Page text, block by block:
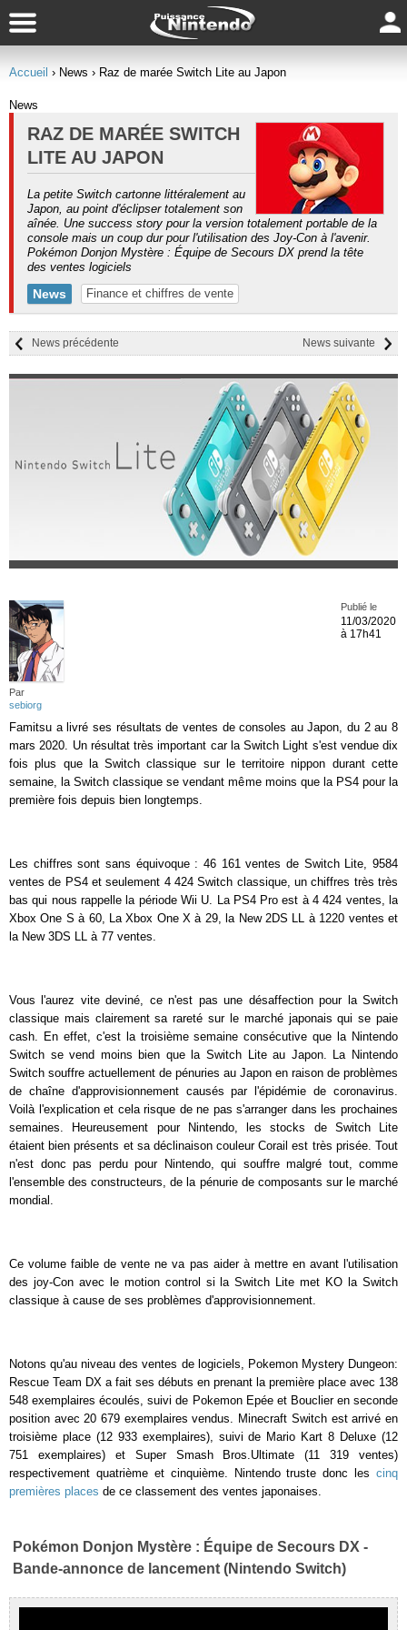
Accueil › News › Raz de marée Switch Lite au Japon
News
RAZ DE MARÉE SWITCH
LITE AU JAPON
La petite Switch cartonne littéralement au
Japon, au point d'éclipser totalement son
aînée. Une success story pour la version totalement portable de la
console mais un coup dur pour l'utilisation des Joy-Con à l'avenir.
Pokémon Donjon Mystère : Équipe de Secours DX prend la tête
des ventes logiciels
News Finance et chiffres de vente
News suivante
News précédente
Par
sebiorg
Publié le
11/03/2020
à 17h41
Famitsu a livré ses résultats de ventes de consoles au Japon, du 2 au 8
mars 2020. Un résultat très important car la Switch Light s'est vendue dix
fois plus que la Switch classique sur le territoire nippon durant cette
semaine, la Switch classique se vendant même moins que la PS4 pour la
première fois depuis bien longtemps.
Les chiffres sont sans équivoque : 46 161 ventes de Switch Lite, 9584
ventes de PS4 et seulement 4 424 Switch classique, un chiffres très très
bas qui nous rappelle la période Wii U. La PS4 Pro est à 4 424 ventes, la
Xbox One S à 60, La Xbox One X à 29, la New 2DS LL à 1220 ventes et
la New 3DS LL à 77 ventes.
Vous l'aurez vite deviné, ce n'est pas une désaffection pour la Switch
classique mais clairement sa rareté sur le marché japonais qui se paie
cash. En effet, c'est la troisième semaine consécutive que la Nintendo
Switch se vend moins bien que la Switch Lite au Japon. La Nintendo
Switch souffre actuellement de pénuries au Japon en raison de problèmes
de chaîne d'approvisionnement causés par l'épidémie de coronavirus.
Voilà l'explication et cela risque de ne pas s'arranger dans les prochaines
semaines. Heureusement pour Nintendo, les stocks de Switch Lite
étaient bien présents et sa déclinaison couleur Corail est très prisée. Tout
n'est donc pas perdu pour Nintendo, qui souffre malgré tout, comme
l'ensemble des constructeurs, de la pénurie de composants sur le marché
mondial.
Ce volume faible de vente ne va pas aider à mettre en avant l'utilisation
des joy-Con avec le motion control si la Switch Lite met KO la Switch
classique à cause de ses problèmes d'approvisionnement.
Notons qu'au niveau des ventes de logiciels, Pokemon Mystery Dungeon:
Rescue Team DX a fait ses débuts en prenant la première place avec 138
548 exemplaires écoulés, suivi de Pokemon Epée et Bouclier en seconde
position avec 20 679 exemplaires vendus. Minecraft Switch est arrivé en
troisième place (12 933 exemplaires), suivi de Mario Kart 8 Deluxe (12
751 exemplaires) et Super Smash Bros.Ultimate (11 319 ventes)
respectivement quatrième et cinquième. Nintendo truste donc les cinq
premières places de ce classement des ventes japonaises.
Pokémon Donjon Mystère : Équipe de Secours DX -
Bande-annonce de lancement (Nintendo Switch)